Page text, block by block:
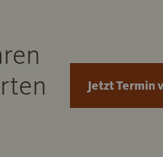
Jetzt Termin